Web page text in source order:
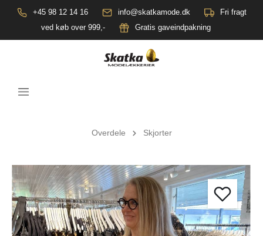
+45 98 12 14 16 info@skatkamode.dk
Fri fragt
ved køb over 999,-
Gratis gaveindpakning
Overdele Skjorter